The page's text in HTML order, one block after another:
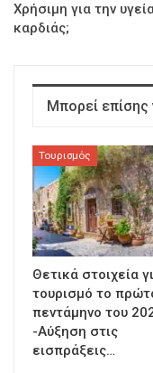
Χρήσιμη για την
καρδιάς;
Μπορεί επίσης
Τουρισμός
Θετικά στοιχεία
τουρισμό το
πεντάμηνο του
-Αύξηση στις
εισπράξεις…